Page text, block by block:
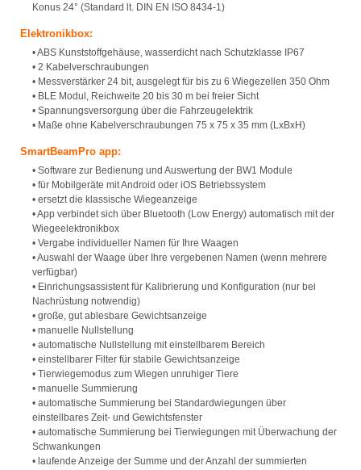
Konus 24° (Standard lt. DIN EN ISO 8434-1)
Elektronikbox:
• ABS Kunststoffgehäuse, wasserdicht nach Schutzklasse IP67
• 2 Kabelverschraubungen
• Messverstärker 24 bit, ausgelegt für bis zu 6 Wiegezellen 350 Ohm
• BLE Modul, Reichweite 20 bis 30 m bei freier Sicht
• Spannungsversorgung über die Fahrzeugelektrik
• Maße ohne Kabelverschraubungen 75 x 75 x 35 mm (LxBxH)
SmartBeamPro app:
• Software zur Bedienung und Auswertung der BW1 Module
• für Mobilgeräte mit Android oder iOS Betriebssystem
• ersetzt die klassische Wiegeanzeige
• App verbindet sich über Bluetooth (Low Energy) automatisch mit der
Wiegeelektronikbox
• Vergabe individueller Namen für Ihre Waagen
• Auswahl der Waage über Ihre vergebenen Namen (wenn mehrere
verfügbar)
• Einrichungsassistent für Kalibrierung und Konfiguration (nur bei
Nachrüstung notwendig)
• große, gut ablesbare Gewichtsanzeige
• manuelle Nullstellung
• automatische Nullstellung mit einstellbarem Bereich
• einstellbarer Filter für stabile Gewichtsanzeige
• Tierwiegemodus zum Wiegen unruhiger Tiere
• manuelle Summierung
• automatische Summierung bei Standardwiegungen über
einstellbares Zeit- und Gewichtsfenster
• automatische Summierung bei Tierwiegungen mit Überwachung der
Schwankungen
• laufende Anzeige der Summe und der Anzahl der summierten